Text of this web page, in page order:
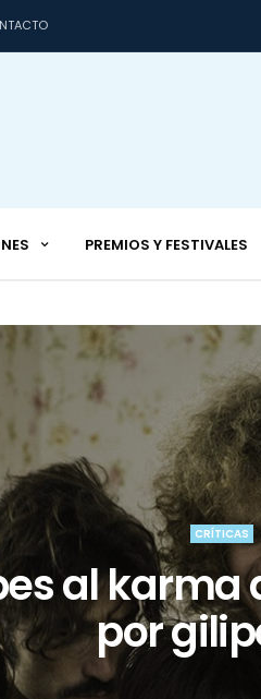
PREMIOS Y FESTIVALES
CRÍTICAS
al karma
por